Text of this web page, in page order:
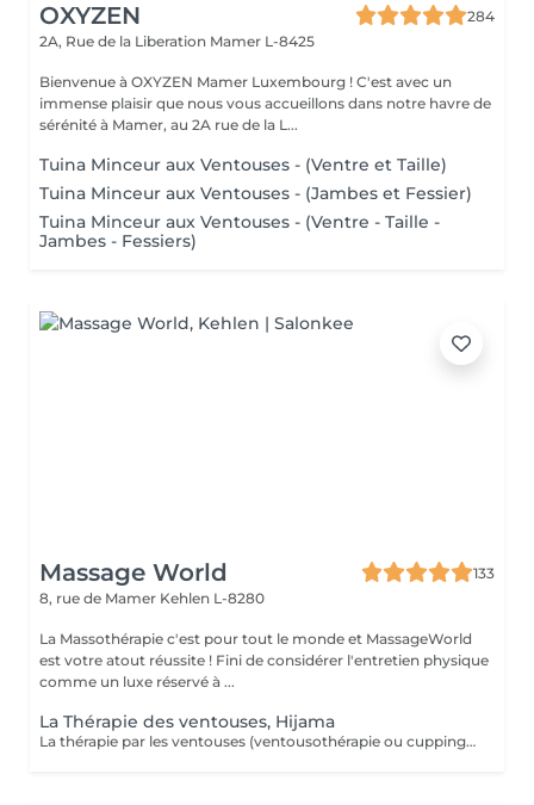
OXYZEN
284
2A, Rue de la Liberation Mamer L-8425
Bienvenue à OXYZEN Mamer Luxembourg ! C'est avec un
immense plaisir que nous vous accueillons dans notre havre de
sérénité à Mamer, au 2A rue de la L...
Tuina Minceur aux Ventouses - (Ventre et Taille)
Tuina Minceur aux Ventouses - (Jambes et Fessier)
Tuina Minceur aux Ventouses - (Ventre - Taille -
Jambes - Fessiers)
Massage World
133
8, rue de Mamer Kehlen L-8280
La Massothérapie c'est pour tout le monde et MassageWorld
est votre atout réussite ! Fini de considérer l'entretien physique
comme un luxe réservé à ...
La Thérapie des ventouses, Hijama
La thérapie par les ventouses (ventousothérapie ou cupping) peut être employée pour divers problèmes de santé. Actuellement, elle est surtout utilisée pour soulager les douleurs musculosquelettiques. 'application des ventouses active fortement la circulation du sang et par le fait même, soulage la douleur. Jusqu'à récemment cette technique était très peu connue de la plupart des gens en occident. Depuis quelques années elle gagne en popularité. La thérapie par les ventouses est maintenant de plus en plus répendue. L'aspiration provoquée par les ventouses augmente considérablement la circulation sanguine au niveau des vaisseaux sanguins capillaires des muscles, tissus conjonctifs et des fascias. Elle améliore aussi la circulation lymphatique. Ainsi, elle libère la stagnation de Qi et de Sang dans les zones douloureuses. Cela a pour effet de diminuer les douleurs, les tensions, les contractions et les spasmes musculaires. De plus, le cupping favorise la guérison et permet d'éliminer plus rapidement l'acide lactique accumulé dans les muscles par l'effort physique. Le cupping est aussi utilisé pour chasser les pathogènes à l'extérieur du corps et dégager les voies respiratoires en cas de rhumes, grippes ou bronchites. Laissez-vous surprendre par cette technique millénaire.